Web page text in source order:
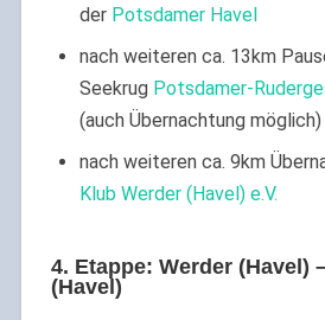
der Potsdamer Havel
nach weiteren ca. 13km
SeekrugPotsdamer-
(auch Übernachtung möglich)
nach weiteren ca. 9km
Klub Werder (Havel) e.V.
4. Etappe: Werder (Havel)
(Havel)